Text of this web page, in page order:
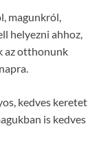
magunkról,
helyezni ahhoz,
az otthonunk
kedves keretet
is kedves